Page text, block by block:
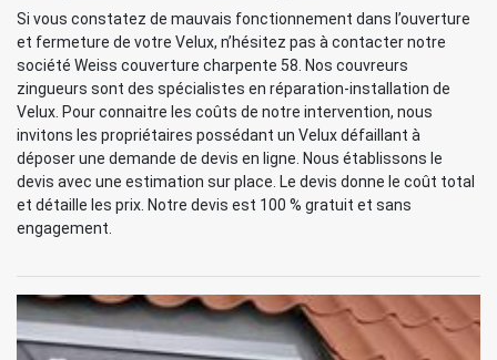
Si vous constatez de mauvais fonctionnement dans l’ouverture
et fermeture de votre Velux, n’hésitez pas à contacter notre
société Weiss couverture charpente 58. Nos couvreurs
zingueurs sont des spécialistes en réparation-installation de
Velux. Pour connaitre les coûts de notre intervention, nous
invitons les propriétaires possédant un Velux défaillant à
déposer une demande de devis en ligne. Nous établissons le
devis avec une estimation sur place. Le devis donne le coût total
et détaille les prix. Notre devis est 100 % gratuit et sans
engagement.